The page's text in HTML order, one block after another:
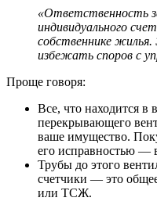
«Ответственность
индивидуального
собственнике
избежать споров с
Проще говоря:
Все, что находится в
перекрывающего
ваше имущество.
его исправностью —
Трубы до этого
счетчики — это
или ТСЖ.